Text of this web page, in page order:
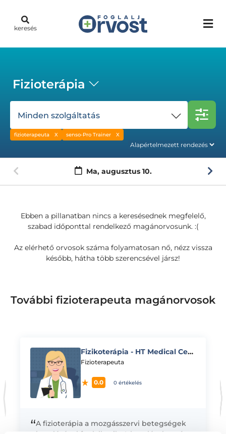
keresés
Fizioterápia
Minden szolgáltatás
fizioterapeuta senso-Pro Trainer
Ma, augusztus 10.
Ebben a pillanatban nincs a keresésednek megfelelő,
szabad időponttal rendelkező magánorvosunk. :(
Az elérhető orvosok száma folyamatosan nő, nézz vissza
később, hátha több szerencsével jársz!
További fizioterapeuta magánorvosok
Fizikoterápia - HT Medical Center
Fizioterapeuta
0.0 0 értékelés
“A fizioterápia a mozgásszervi betegségek